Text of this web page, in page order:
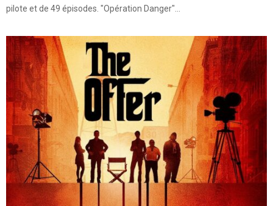
pilote et de 49 épisodes. "Opération Danger"...